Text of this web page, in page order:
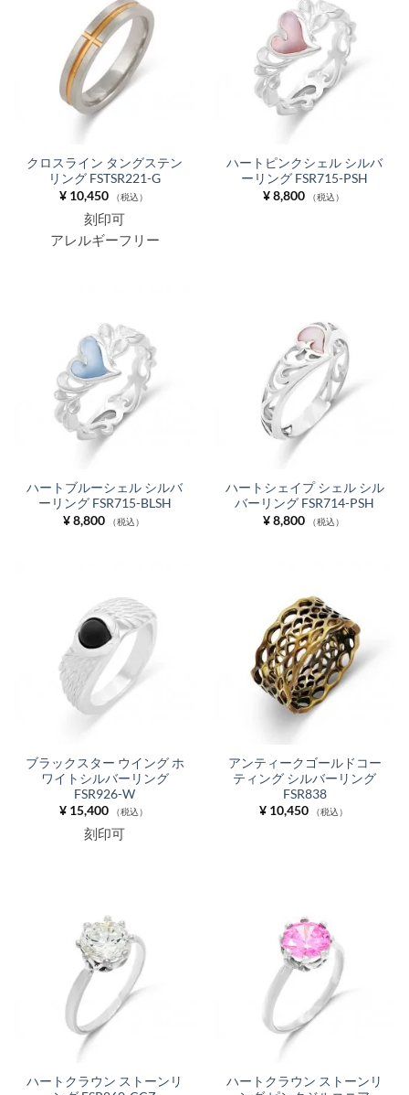
クロスライン タングステン
リング FSTSR221-G
¥10,450 （税込）
刻印可
アレルギーフリー
ハートピンクシェル シルバ
ーリング FSR715-PSH
¥8,800 （税込）
ハートブルーシェル シルバ
ーリング FSR715-BLSH
¥8,800 （税込）
ハートシェイプ シェル シル
バーリング FSR714-PSH
¥8,800 （税込）
ブラックスター ウイング ホ
ワイトシルバーリング
FSR926-W
¥15,400 （税込）
刻印可
アンティークゴールドコー
ティング シルバーリング
FSR838
¥10,450 （税込）
ハートクラウン ストーンリ
ハートクラウン ストーンリ